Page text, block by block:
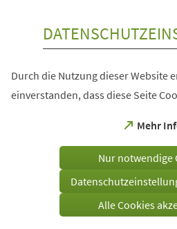
Durch die Nutzung dieser Website
einverstanden, dass diese Seite
Mehr
(Öffnet
einem
Tab)
Nur notwendige
Alle Cookies